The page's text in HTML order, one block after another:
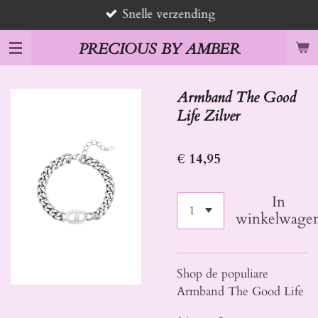
direct
naar
de
hoofdinhoud
PRECIOUS BY AMBER
Snelle verzending
Armband The Good
Life Zilver
€ 14,95
In
Shop de populiare
Armband The Good Life